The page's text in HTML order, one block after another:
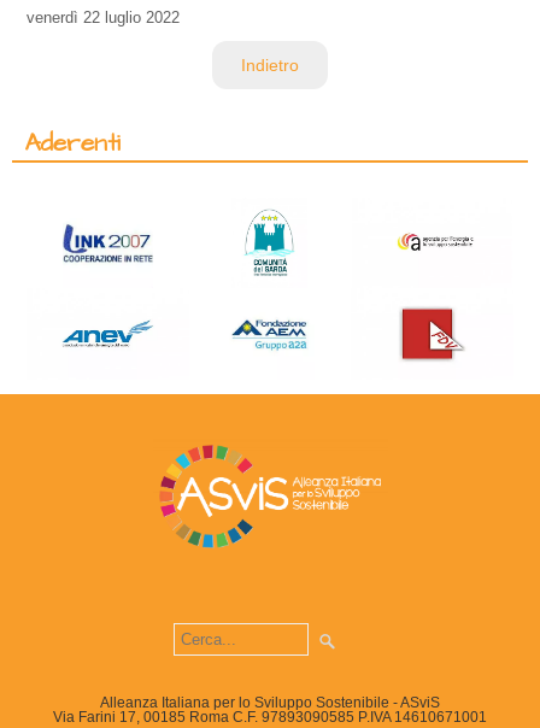
venerdì 22 luglio 2022
Indietro
Aderenti
Alleanza Italiana per lo Sviluppo Sostenibile - ASviS
Via Farini 17, 00185 Roma C.F. 97893090585 P.IVA 14610671001